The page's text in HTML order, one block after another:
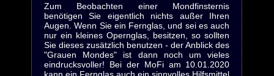
Zum Beobachten einer Mondfinsternis
benötigen Sie eigentlich nichts außer Ihren
Augen. Wenn Sie ein Fernglas, und sei es auch
nur ein kleines Opernglas, besitzen, so sollten
Sie dieses zusätzlich benutzen - der Anblick des
"Grauen Mondes" ist dann noch um vieles
eindrucksvoller! Bei der MoFi am 10.01.2020
kann ein Fernglas auch ein sinnvolles Hilfsmittel